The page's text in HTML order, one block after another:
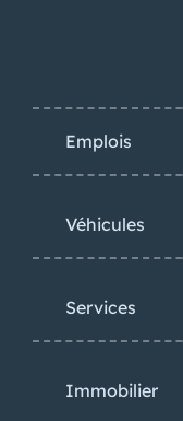
Emplois
Véhicules
Services
Immobilier